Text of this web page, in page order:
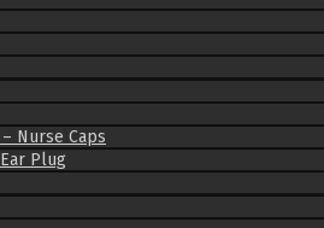
Nurse Caps
Plug